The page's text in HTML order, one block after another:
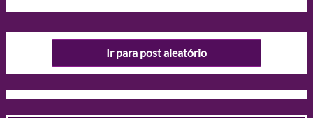
Ir para post aleatório